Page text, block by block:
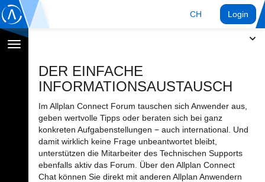
CH Login
Navigation
DER EINFACHE
INFORMATIONSAUSTAUSCH
Im Allplan Connect Forum tauschen sich Anwender aus,
geben wertvolle Tipps oder beraten sich bei ganz
konkreten Aufgabenstellungen − auch international. Und
damit wirklich keine Frage unbeantwortet bleibt,
unterstützen die Mitarbeiter des Technischen Supports
ebenfalls aktiv das Forum. Über den Allplan Connect
Chat können Sie direkt mit anderen Allplan Anwendern